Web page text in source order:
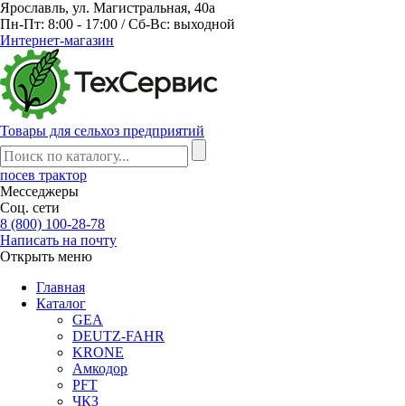
Ярославль, ул. Магистральная, 40а
Пн-Пт: 8:00 - 17:00 / Сб-Вс: выходной
Интернет-магазин
Товары для сельхоз предприятий
посев трактор
Месседжеры
Соц. сети
8 (800) 100-28-78
Написать на почту
Открыть меню
Главная
Каталог
GEA
DEUTZ-FAHR
KRONE
Амкодор
PFT
ЧКЗ